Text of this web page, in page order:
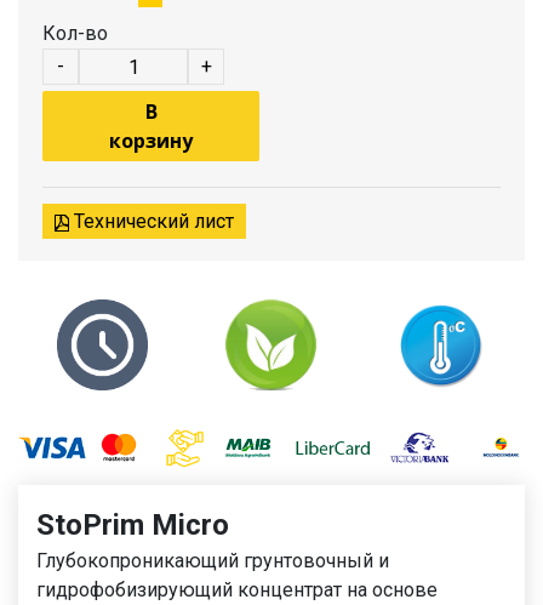
Кол-во
-
+
В
корзину
Технический лист
StoPrim Micro
Глубокопроникающий грунтовочный и
гидрофобизирующий концентрат на основе